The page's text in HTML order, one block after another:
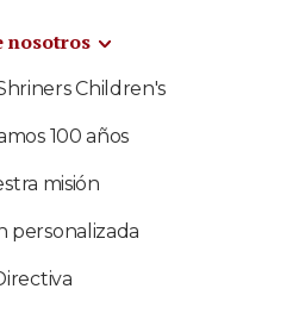
nosotros
Children's
100 años
misión
personalizada